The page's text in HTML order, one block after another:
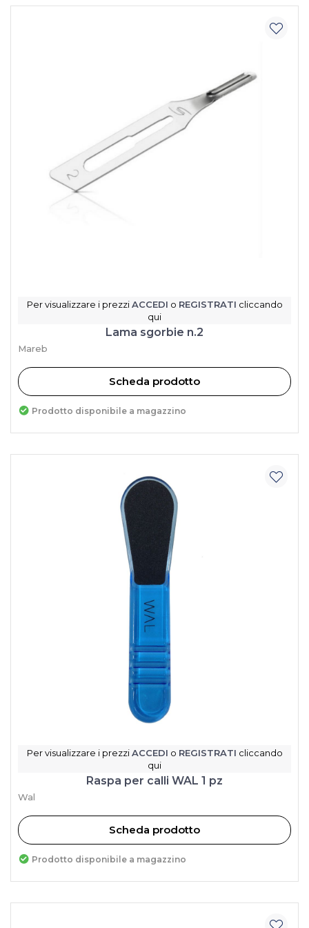
Per visualizzare i prezziACCEDI o REGISTRATI cliccando
qui
Lama sgorbie n.2
Mareb
Scheda prodotto
Prodotto disponibile a magazzino
Per visualizzare i prezziACCEDI o REGISTRATI cliccando
qui
Raspa per calli WAL 1 pz
Wal
Scheda prodotto
Prodotto disponibile a magazzino